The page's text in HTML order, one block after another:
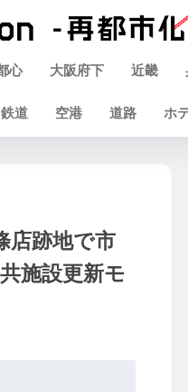
心 大阪府下 近畿
鉄道 空港 道路 ホ
店跡地で市
施設更新モ